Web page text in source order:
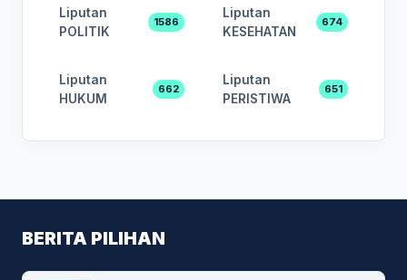
Liputan
POLITIK
1586
Liputan
KESEHATAN
674
Liputan
HUKUM
662
Liputan
PERISTIWA
651
BERITA PILIHAN